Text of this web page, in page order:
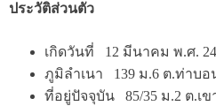
ประวัติส่วนตัว
เกิดวันที่ 12 มีนาคม พ.ศ.
ภูมิลำเนา 139 ม.6 ต.ท่าบอ
ที่อยู่ปัจจุบัน 85/35 ม.2 ต.เข